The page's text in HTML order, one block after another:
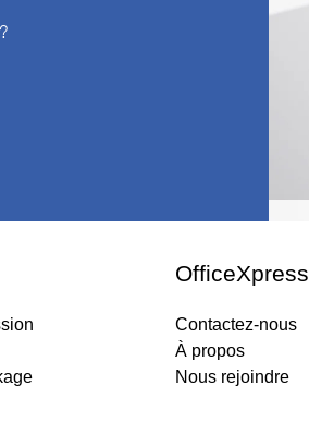
OfficeXpress
Contactez-nous
À propos
Nous rejoindre